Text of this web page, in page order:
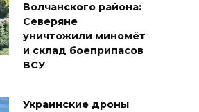
Волчанского района:
Северяне
уничтожили миномёт
и склад боеприпасов
ВСУ
Украинские дроны